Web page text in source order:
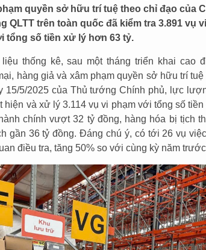
quyền sở hữu trí tuệ theo chỉ đạo của
QLTT trên toàn quốc đã kiểm tra 3.891 vụ
tổng số tiền xử lý hơn 63 tỷ.
thống kê, sau một tháng triển khai cao
hàng giả và xâm phạm quyền sở hữu trí
15/5/2025 của Thủ tướng Chính phủ, lực
hiện và xử lý 3.114 vụ vi phạm với tổng số
chính vượt 32 tỷ đồng, hàng hóa bị tịch
gần 36 tỷ đồng. Đáng chú ý, có tới 26 vụ
điều tra, tăng 50% so với cùng kỳ năm